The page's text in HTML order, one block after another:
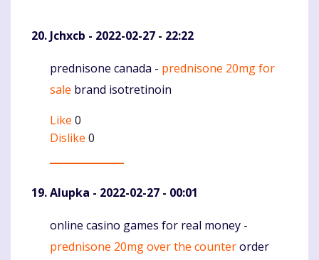
Jchxcb - 2022-02-27 - 22:22
Komentaras
prednisone canada - prednisone 20mg for
sale brand isotretinoin
Like 0
Dislike 0
Alupka - 2022-02-27 - 00:01
Komentaras
online casino games for real money -
prednisone 20mg over the counterorder